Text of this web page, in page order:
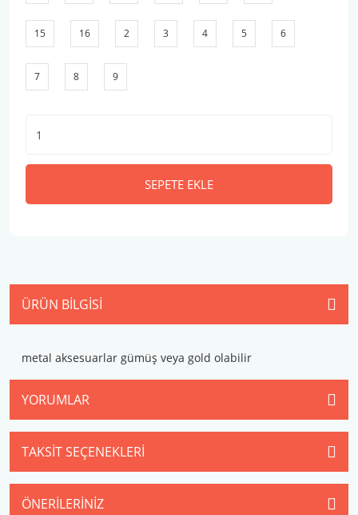
15 16 2 3 4 5 6
7 8 9
SEPETE EKLE
ÜRÜN BILGISI
metal aksesuarlar gümüş veya gold olabilir
YORUMLAR
TAKSIT SEÇENEKLERI
ÖNERILERINIZ